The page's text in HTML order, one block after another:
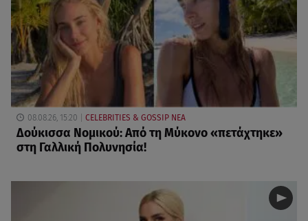
08.08.26, 15:20 CELEBRITIES & GOSSIP ΝΕΑ
Δούκισσα Νομικού: Από τη Μύκονο «πετάχτηκε»
στη Γαλλική Πολυνησία!